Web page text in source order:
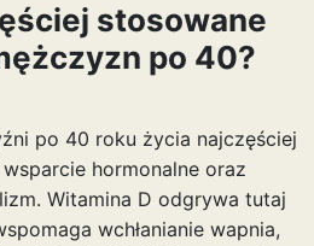
stosowane
po 40?
po 40 roku życia najczęściej
hormonalne oraz
Witamina D odgrywa tutaj
wchłanianie wapnia,